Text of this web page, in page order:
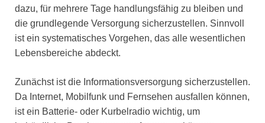
dazu, für mehrere Tage handlungsfähig zu bleiben und
die grundlegende Versorgung sicherzustellen. Sinnvoll
ist ein systematisches Vorgehen, das alle wesentlichen
Lebensbereiche abdeckt.
Zunächst ist die Informationsversorgung sicherzustellen.
Da Internet, Mobilfunk und Fernsehen ausfallen können,
ist ein Batterie- oder Kurbelradio wichtig, um